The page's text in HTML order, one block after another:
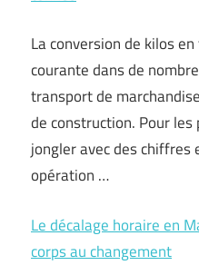
La conversion de kilos
courante dans de
transport de
de construction. Pour
jongler avec des chiffres
opération …
Le décalage horaire en
corps au changement